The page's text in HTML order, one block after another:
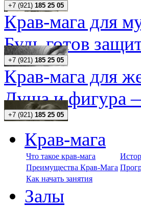
+7 (921) 185 25 05
Крав-мага для
Будь готов
+7 (921) 185 25 05
Крав-мага для
Душа и фигура
+7 (921) 185 25 05
Крав-мага
Что такое крав-мага
Преимущества Крав-Мага
Как начать занятия
Залы